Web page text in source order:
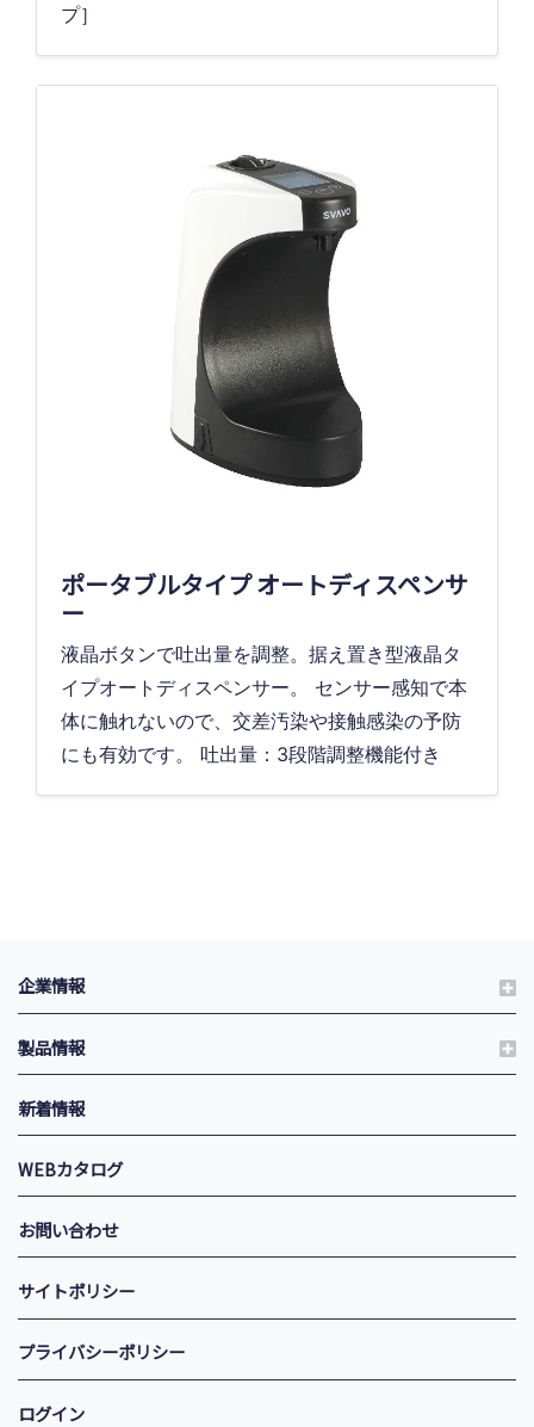
プ］
ポータブルタイプ オートディスペンサ
ー
液晶ボタンで吐出量を調整。据え置き型液晶タ
イプオートディスペンサー。 センサー感知で本
体に触れないので、交差汚染や接触感染の予防
にも有効です。 吐出量：3段階調整機能付き
企業情報
製品情報
新着情報
WEBカタログ
お問い合わせ
サイトポリシー
プライバシーポリシー
ログイン